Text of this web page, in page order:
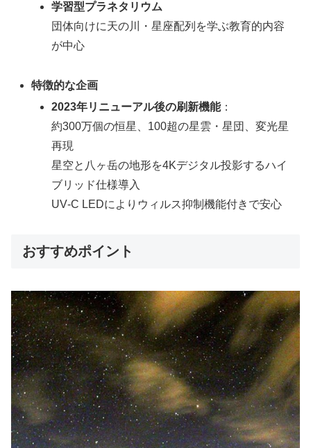
学習型プラネタリウム
団体向けに天の川・星座配列を学ぶ教育的内容
が中心
特徴的な企画
2023年リニューアル後の刷新機能：
約300万個の恒星、100超の星雲・星団、変光星
再現
星空と八ヶ岳の地形を4Kデジタル投影するハイ
ブリッド仕様導入
UV‑C LEDによりウィルス抑制機能付きで安心
おすすめポイント